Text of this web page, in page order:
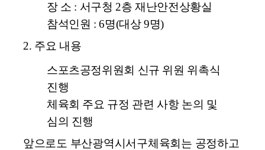
장 소 : 서구청 2층 재난안전상황실
참석인원 : 6명(대상 9명)
2. 주요 내용
스포츠공정위원회 신규 위원 위촉식
진행
체육회 주요 규정 관련 사항 논의 및
심의 진행
앞으로도 부산광역시서구체육회 는 공정하고